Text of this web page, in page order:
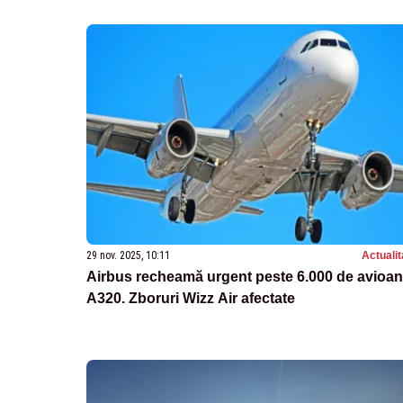
29 nov. 2025, 10:11
Airbus recheamă urgent peste 6.000 de
A320. Zboruri Wizz Air afectate